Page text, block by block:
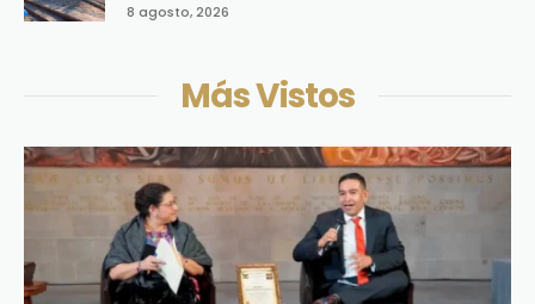
8 agosto, 2026
Más Vistos